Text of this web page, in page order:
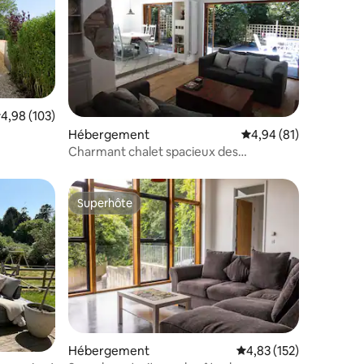
: 4,97 sur 5
moyenne sur la base de 103 commentaires : 4,98 sur 5
4,98 (103)
Hébergement Évaluation moyenne
4,94 (81)
Charmant chalet spacieux des
Superhôte
Superhôte
Hébergement Évaluation moyenne
4,83 (152)